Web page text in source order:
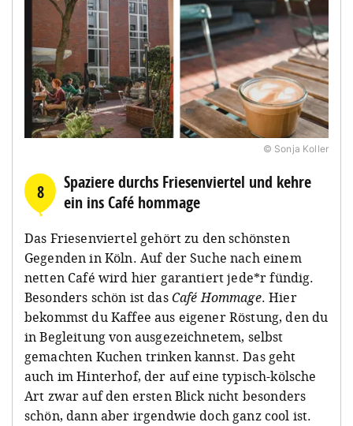
© Sonja Koller
8
Spaziere durchs Friesenviertel und kehre
ein ins Café hommage
Das Friesenviertel gehört zu den schönsten
Gegenden in Köln. Auf der Suche nach einem
netten Café wird hier garantiert jede*r fündig.
Besonders schön ist dasCafé Hommage. Hier
bekommst du Kaffee aus eigener Röstung, den du
in Begleitung von ausgezeichnetem, selbst
gemachten Kuchen trinken kannst. Das geht
auch im Hinterhof, der auf eine typisch-kölsche
Art zwar auf den ersten Blick nicht besonders
schön, dann aber irgendwie doch ganz cool ist.